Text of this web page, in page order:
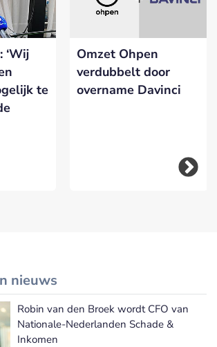
‘Wij
te
Omzet Ohpen
verdubbelt door
overname Davinci
nieuws
Meer Benoemingen nieuws
Robin van den Broek wordt CFO van
Nationale-Nederlanden Schade &
Inkomen